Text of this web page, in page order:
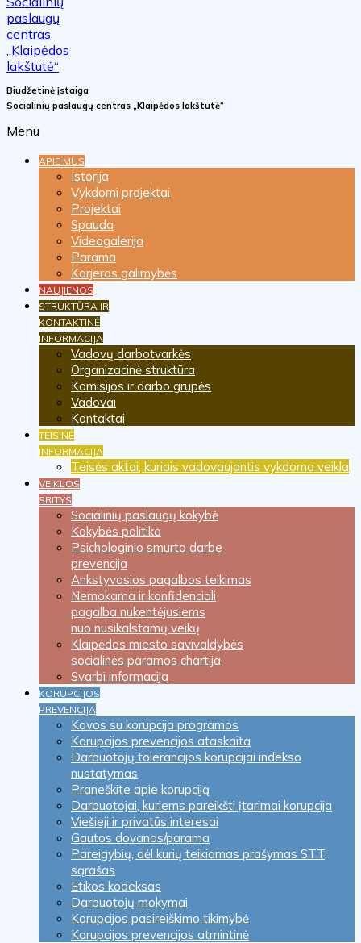
Biudžetinė įstaiga
Socialinių paslaugų centras „Klaipėdos lakštutė“
Menu
APIE MUS
Istorija
Vykdomi projektai
Projektai
Spauda
Videogalerija
Parama
Karjeros galimybės
NAUJIENOS
STRUKTŪRA IR
KONTAKTINĖ
INFORMACIJA
Vadovų darbotvarkės
Organizacinė struktūra
Komisijos ir darbo grupės
Vadovai
Kontaktai
TEISINĖ
INFORMACIJA
Teisės aktai, kuriais vadovaujantis vykdoma veikla
VEIKLOS
SRITYS
Socialinių paslaugų kokybė
Kokybės politika
Psichologinio smurto darbe
prevencija
Ankstyvosios pagalbos teikimas
Nemokama ir konfidenciali
pagalba nukentėjusiems
nuo nusikalstamų veikų
Klaipėdos miesto savivaldybės
socialinės paramos chartija
Svarbi informacija
KORUPCIJOS
PREVENCIJA
Kovos su korupcija programos
Korupcijos prevencijos ataskaita
Darbuotojų tolerancijos korupcijai indekso
nustatymas
Praneškite apie korupciją
Darbuotojai, kuriems pareikšti įtarimai korupcija
Viešieji ir privatūs interesai
Gautos dovanos/parama
Pareigybių, dėl kurių teikiamas prašymas STT,
sąrašas
Etikos kodeksas
Darbuotojų mokymai
Korupcijos pasireiškimo tikimybė
Korupcijos prevencijos atmintinė